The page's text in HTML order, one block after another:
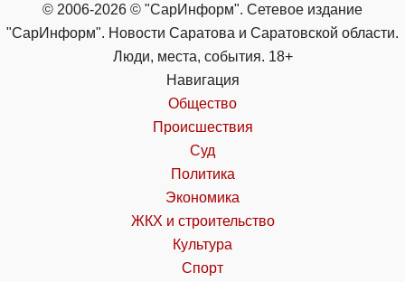
© 2006-2026 © "СарИнформ". Сетевое издание
"СарИнформ". Новости Саратова и Саратовской области.
Люди, места, события. 18+
Навигация
Общество
Происшествия
Суд
Политика
Экономика
ЖКХ и строительство
Культура
Спорт